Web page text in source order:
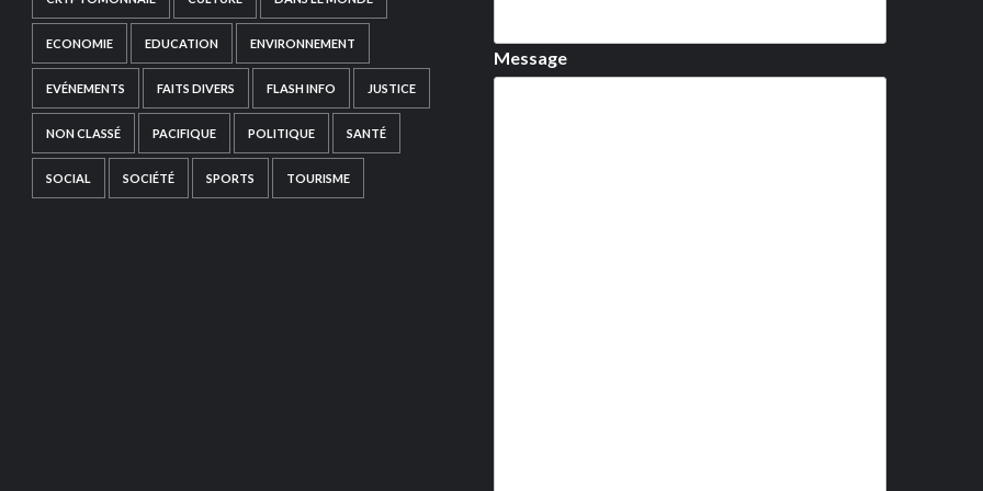
ECONOMIE EDUCATION ENVIRONNEMENT
EVÉNEMENTS FAITS DIVERS FLASH INFO JUSTICE
NON CLASSÉ PACIFIQUE POLITIQUE SANTÉ
SOCIAL SOCIÉTÉ SPORTS TOURISME
Message